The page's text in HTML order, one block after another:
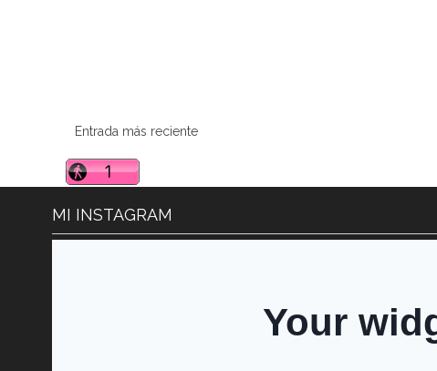
Entrada más reciente
MI INSTAGRAM